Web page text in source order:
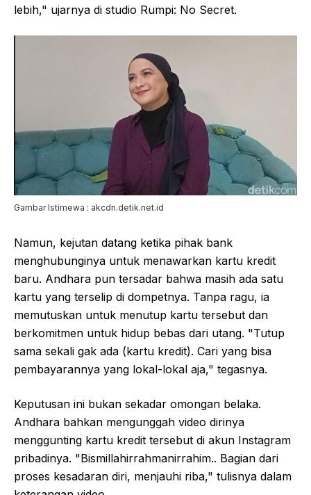
lebih," ujarnya di studio Rumpi: No Secret.
Gambar Istimewa : akcdn.detik.net.id
Namun, kejutan datang ketika pihak bank
menghubunginya untuk menawarkan kartu kredit
baru. Andhara pun tersadar bahwa masih ada satu
kartu yang terselip di dompetnya. Tanpa ragu, ia
memutuskan untuk menutup kartu tersebut dan
berkomitmen untuk hidup bebas dari utang. "Tutup
sama sekali gak ada (kartu kredit). Cari yang bisa
pembayarannya yang lokal-lokal aja," tegasnya.
Keputusan ini bukan sekadar omongan belaka.
Andhara bahkan mengunggah video dirinya
menggunting kartu kredit tersebut di akun Instagram
pribadinya. "Bismillahirrahmanirrahim.. Bagian dari
proses kesadaran diri, menjauhi riba," tulisnya dalam